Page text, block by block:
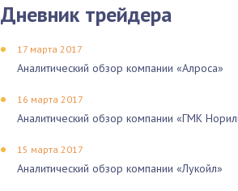
Дневник трейдера
17 марта 2017
Аналитический обзор компании «Алроса»
16 марта 2017
Аналитический обзор компании «ГМК
15 марта 2017
Аналитический обзор компании «Лукойл»